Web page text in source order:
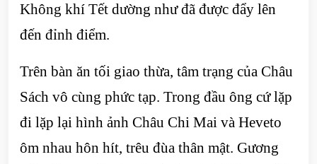
Không khí Tết dường như đã được đẩy lên
đến đỉnh điểm.
Trên bàn ăn tối giao thừa, tâm trạng của Châu
Sách vô cùng phức tạp. Trong đầu ông cứ lặp
đi lặp lại hình ảnh Châu Chi Mai và Heveto
ôm nhau hôn hít, trêu đùa thân mật. Gương